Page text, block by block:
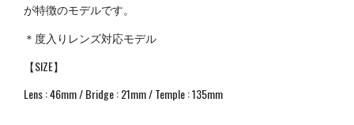
が特徴のモデルです。
＊度入りレンズ対応モデル
【SIZE】
Lens : 46mm / Bridge : 21mm / Temple : 135mm